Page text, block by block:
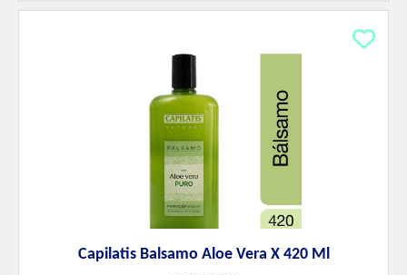
Capilatis Balsamo Aloe Vera X 420 Ml